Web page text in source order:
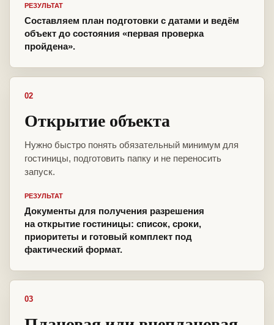
РЕЗУЛЬТАТ
Составляем план подготовки с датами и ведём
объект до состояния «первая проверка
пройдена».
02
Открытие объекта
Нужно быстро понять обязательный минимум для
гостиницы, подготовить папку и не переносить
запуск.
РЕЗУЛЬТАТ
Документы для получения разрешения
на открытие гостиницы: список, сроки,
приоритеты и готовый комплект под
фактический формат.
03